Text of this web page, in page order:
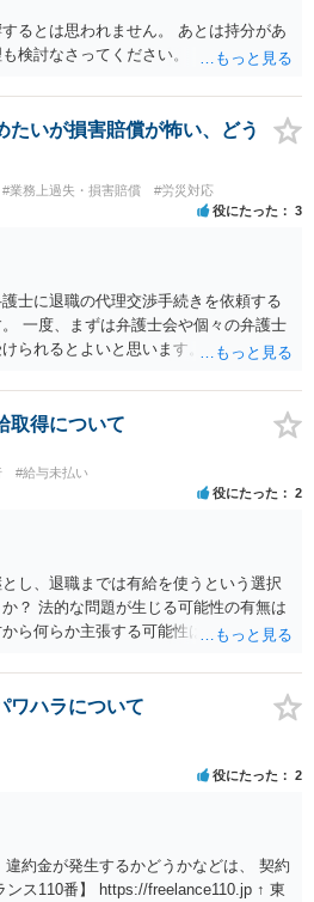
るとは思われません。 あとは持分があ
検討なさってください。
たいが損害賠償が怖い、どう
#業務上過失・損害賠償 #労災対応
役にたった 3
士に退職の代理交渉手続きを依頼する
一度、まずは弁護士会や個々の弁護士
られるとよいと思います。
取得について
#給与未払い
役にたった 2
し、退職までは有給を使うという選択
？ 法的な問題が生じる可能性の有無は
ら何らか主張する可能性はあります。
る事情がある場合は、いつ、どのよう
職日まで全日有給休暇を使用することを
かもしれないです。 場合よっては退職
てください。
ワハラについて
役にたった 2
約金が発生するかどうかなどは、 契約
ス110番】 https://freelance110.jp ↑ 東